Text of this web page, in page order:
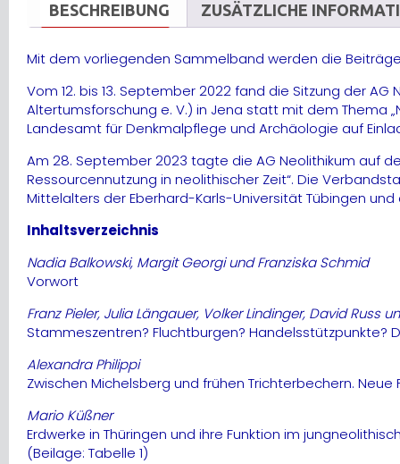
BESCHREIBUNG ZUSÄTZLICHE
Mit dem vorliegenden Sammelband werden die
Vom 12. bis 13. September 2022 fand die Sitzung der
Altertumsforschung e. V.) in Jena statt mit dem Thema
Landesamt für Denkmalpflege und Archäologie auf
Am 28. September 2023 tagte die AG Neolithikum auf
Ressourcennutzung in neolithischer Zeit“. Die
Mittelalters der Eberhard-Karls-Universität Tübingen
Inhaltsverzeichnis
Nadia Balkowski, Margit Georgi und Franziska Schmid
Vorwort
Franz Pieler, Julia Längauer, Volker Lindinger, David Russ
Stammeszentren? Fluchtburgen? Handelsstützpunkte?
Alexandra Philippi
Zwischen Michelsberg und frühen Trichterbechern.
Mario Küßner
Erdwerke in Thüringen und ihre Funktion im
(Beilage: Tabelle 1)